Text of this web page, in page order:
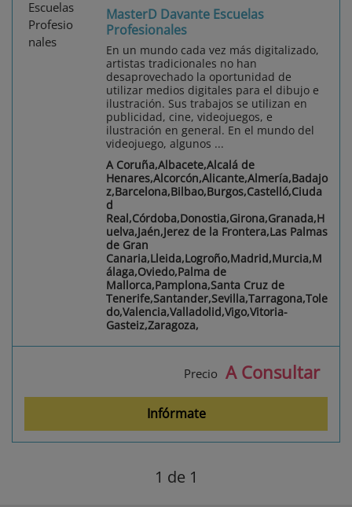
MasterD Davante Escuelas
Profesionales
En un mundo cada vez más digitalizado,
artistas tradicionales no han
desaprovechado la oportunidad de
utilizar medios digitales para el dibujo e
ilustración. Sus trabajos se utilizan en
publicidad, cine, videojuegos, e
ilustración en general. En el mundo del
videojuego, algunos ...
A Coruña,Albacete,Alcalá de
Henares,Alcorcón,Alicante,Almería,Badajo
z,Barcelona,Bilbao,Burgos,Castelló,Ciuda
d
Real,Córdoba,Donostia,Girona,Granada,H
uelva,Jaén,Jerez de la Frontera,Las Palmas
de Gran
Canaria,Lleida,Logroño,Madrid,Murcia,M
álaga,Oviedo,Palma de
Mallorca,Pamplona,Santa Cruz de
Tenerife,Santander,Sevilla,Tarragona,Tole
do,Valencia,Valladolid,Vigo,Vitoria-
Gasteiz,Zaragoza,
Precio A Consultar
Infórmate
1 de 1